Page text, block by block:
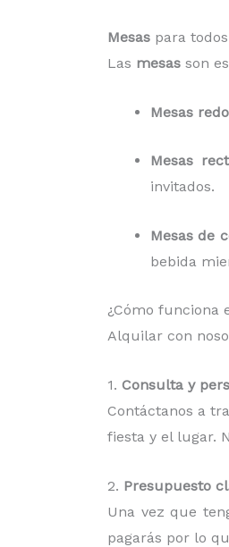
Mesas para
Las mesas son
Mesas
Mesas
invitados.
Mesas de
bebida
¿Cómo funciona
Alquilar con
1. Consulta y
Contáctanos a
fiesta y el lugar.
2. Presupuesto
Una vez que
pagarás por lo